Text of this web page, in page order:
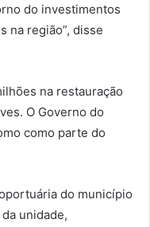
do investimentos
na região”, disse
na restauração
O Governo do
como parte do
do município
unidade,